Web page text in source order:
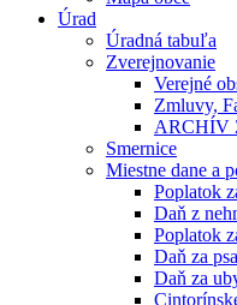
Úrad
Úradná tabuľa
Zverejnovanie
Verejné
Zmluvy,
ARCHÍV
Smernice
Miestne dane a
Poplatok
Daň z
Poplatok
Daň za psa
Daň za